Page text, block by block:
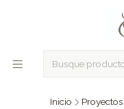
Inicio Proyectos